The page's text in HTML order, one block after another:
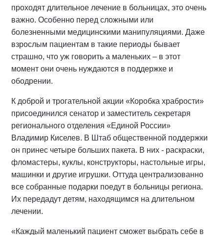
проходят длительное лечение в больницах, это очень
важно. Особенно перед сложными или
болезненными медицинскими манипуляциями. Даже
взрослым пациентам в такие периоды бывает
страшно, что уж говорить а маленьких – в этот
момент они очень нуждаются в поддержке и
ободрении.
К доброй и трогательной акции «Коробка храбрости»
присоединился сенатор и заместитель секретаря
регионального отделения «Единой России»
Владимир Киселев. В Штаб общественной поддержки
он принес четыре больших пакета. В них - раскраски,
фломастеры, куклы, конструкторы, настольные игры,
машинки и другие игрушки. Оттуда централизованно
все собранные подарки поедут в больницы региона.
Их передадут детям, находящимся на длительном
лечении.
«Каждый маленький пациент сможет выбрать себе в